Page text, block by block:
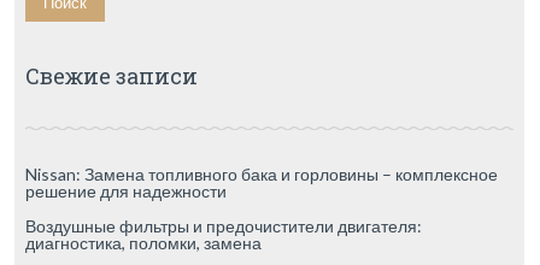
Свежие записи
Nissan: Замена топливного бака и горловины – комплексное
решение для надежности
Воздушные фильтры и предочистители двигателя:
диагностика, поломки, замена